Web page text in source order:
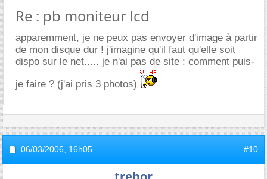
Re : pb moniteur lcd
apparemment, je ne peux pas envoyer d'image à partir
de mon disque dur ! j'imagine qu'il faut qu'elle soit
dispo sur le net..... je n'ai pas de site : comment puis-
je faire ? (j'ai pris 3 photos)
06/03/2006, 16h05 #10